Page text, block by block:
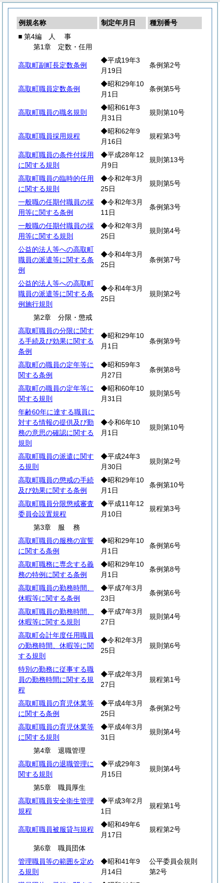
例規名称 制定年月日
種別番号
■ 第4編
人 事
第1章 定数・任用
高取町副町長定数条例
◆平成19年3
月19日
条例第2号
高取町職員定数条例
◆昭和29年10
月1日
条例第5号
高取町職員の職名規則
◆昭和61年3
月31日
規則第10号
高取町職員採用規程
◆昭和62年9
月16日
規程第3号
高取町職員の条件付採用
に関する規則
◆平成28年12
月9日
規則第13号
高取町職員の臨時的任用
に関する規則
◆令和2年3月
25日
規則第5号
一般職の任期付職員の採
用等に関する条例
◆令和2年3月
11日
条例第3号
一般職の任期付職員の採
用等に関する規則
◆令和2年3月
25日
規則第4号
公益的法人等への高取町
職員の派遣等に関する条
例
◆令和4年3月
25日
条例第7号
公益的法人等への高取町
職員の派遣等に関する条
例施行規則
◆令和4年3月
25日
規則第2号
第2章 分限・懲戒
高取町職員の分限に関す
る手続及び効果に関する
条例
◆昭和29年10
月1日
条例第9号
高取町の職員の定年等に
関する条例
◆昭和59年3
月27日
条例第8号
高取町の職員の定年等に
関する規則
◆昭和60年10
月31日
規則第5号
年齢60年に達する職員に
対する情報の提供及び勤
務の意思の確認に関する
規則
◆令和6年10
月1日
規則第10号
高取町職員の派遣に関す
る規則
◆平成24年3
月30日
規則第2号
高取町職員の懲戒の手続
及び効果に関する条例
◆昭和29年10
月1日
条例第10号
高取町職員分限懲戒審査
委員会設置規程
◆平成11年12
月10日
規程第3号
第3章 服務
高取町職員の服務の宣誓
に関する条例
◆昭和29年10
月1日
条例第6号
高取町職務に専念する義
務の特例に関する条例
◆昭和29年10
月1日
条例第8号
高取町職員の勤務時間、
休暇等に関する条例
◆平成7年3月
23日
条例第6号
高取町職員の勤務時間、
休暇等に関する規則
◆平成7年3月
27日
規則第4号
高取町会計年度任用職員
の勤務時間、休暇等に関
する規則
◆令和2年3月
25日
規則第6号
特別の勤務に従事する職
員の勤務時間に関する規
程
◆平成2年3月
27日
規程第1号
高取町職員の育児休業等
に関する条例
◆平成4年3月
25日
条例第2号
高取町職員の育児休業等
に関する規則
◆平成4年3月
31日
規則第4号
第4章 退職管理
高取町職員の退職管理に
関する規則
◆平成29年3
月15日
規則第4号
第5章 職員厚生
高取町職員安全衛生管理
規程
◆平成3年2月
1日
規程第1号
高取町職員被服貸与規程
◆昭和49年6
月17日
規程第2号
第6章 職員団体
管理職員等の範囲を定め
る規則
◆昭和41年9
月14日
公平委員会規則
第2号